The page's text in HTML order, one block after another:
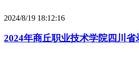
2024/8/19 18:12:16
2024年商丘职业技术学院四川省